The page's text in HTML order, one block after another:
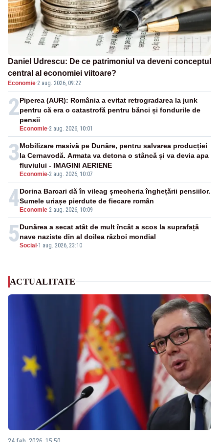
Daniel Udrescu: De ce patrimoniul va deveni conceptul
central al economiei viitoare?
Economie·2 aug. 2026, 09:22
2
Economie-2 aug. 2026, 10:01
Piperea (AUR): România a evitat retrogradarea la junk
pentru că era o catastrofă pentru bănci și fondurile de
pensii
3
Economie-2 aug. 2026, 10:07
Mobilizare masivă pe Dunăre, pentru salvarea producției
la Cernavodă. Armata va detona o stâncă și va devia apa
fluviului - IMAGINI AERIENE
4 Economie-2 aug. 2026, 10:09
Dorina Barcari dă în vileag șmecheria înghețării pensiilor.
Sumele uriașe pierdute de fiecare român
5Social -1 aug. 2026, 23:10
Dunărea a secat atât de mult încât a scos la suprafață
nave naziste din al doilea război mondial
ACTUALITATE